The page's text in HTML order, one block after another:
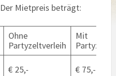
Mietpreis beträgt:
Ohne
Partyzeltverleih
Mit
€ 25,- € 75,-